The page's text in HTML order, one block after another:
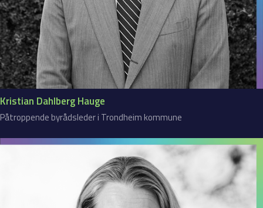
Kristian Dahlberg Hauge
Påtroppende byrådsleder i Trondheim kommune